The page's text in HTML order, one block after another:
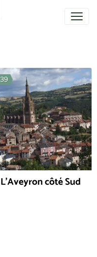
39
L'Aveyron côté Sud